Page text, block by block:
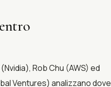
Rob Chu (AWS) ed
Ventures) analizzano dove